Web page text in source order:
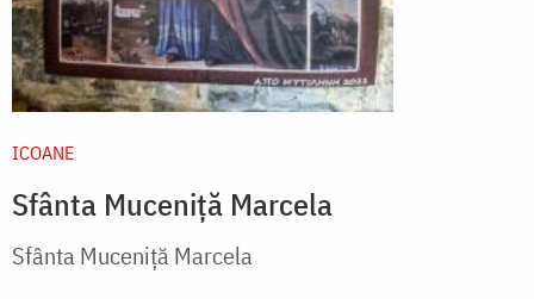
ICOANE
Sfânta Muceniță Marcela
Sfânta Muceniță Marcela